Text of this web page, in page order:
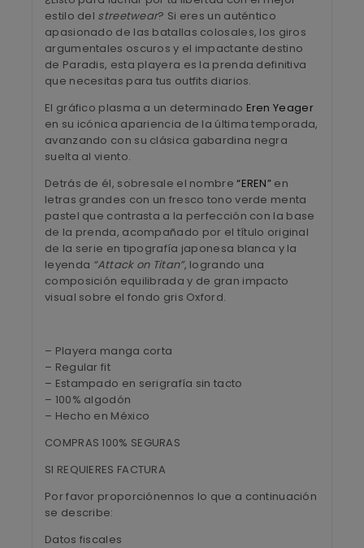
estilo del streetwear? Si eres un auténtico
apasionado de las batallas colosales, los giros
argumentales oscuros y el impactante destino
de Paradis, esta playera es la prenda definitiva
que necesitas para tus outfits diarios.
El gráfico plasma a un determinado Eren Yeager
en su icónica apariencia de la última temporada,
avanzando con su clásica gabardina negra
suelta al viento.
Detrás de él, sobresale el nombre“EREN” en
letras grandes con un fresco tono verde menta
pastel que contrasta a la perfección con la base
de la prenda, acompañado por el título original
de la serie en tipografía japonesa blanca y la
leyenda “Attack on Titan”, logrando una
composición equilibrada y de gran impacto
visual sobre el fondo gris Oxford.
– Playera manga corta
– Regular fit
– Estampado en serigrafía sin tacto
– 100% algodón
– Hecho en México
COMPRAS 100% SEGURAS
SI REQUIERES FACTURA
Por favor proporciónennos lo que a continuación
se describe:
Datos fiscales